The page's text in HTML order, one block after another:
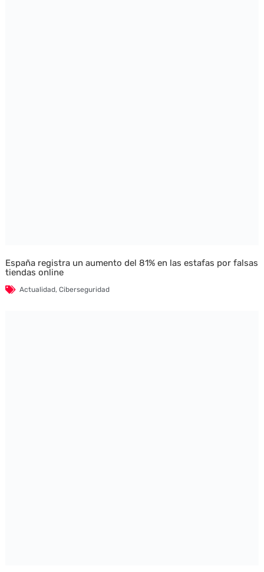
España registra un aumento del 81% en las estafas por falsas
tiendas online
Actualidad, Ciberseguridad